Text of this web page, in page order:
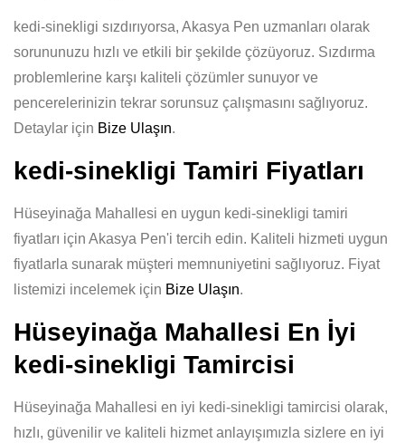
kedi-sinekligi sızdırıyorsa, Akasya Pen uzmanları olarak
sorununuzu hızlı ve etkili bir şekilde çözüyoruz. Sızdırma
problemlerine karşı kaliteli çözümler sunuyor ve
pencerelerinizin tekrar sorunsuz çalışmasını sağlıyoruz.
Detaylar için Bize Ulaşın.
kedi-sinekligi Tamiri Fiyatları
Hüseyinağa Mahallesi en uygun kedi-sinekligi tamiri
fiyatları için Akasya Pen'i tercih edin. Kaliteli hizmeti uygun
fiyatlarla sunarak müşteri memnuniyetini sağlıyoruz. Fiyat
listemizi incelemek için Bize Ulaşın.
Hüseyinağa Mahallesi En İyi
kedi-sinekligi Tamircisi
Hüseyinağa Mahallesi en iyi kedi-sinekligi tamircisi olarak,
hızlı, güvenilir ve kaliteli hizmet anlayışımızla sizlere en iyi